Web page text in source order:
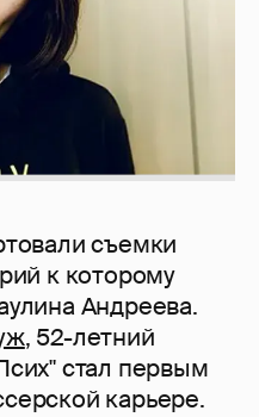
съемки
к которому
Андреева.
, 52-летний
стал первым
карьере.